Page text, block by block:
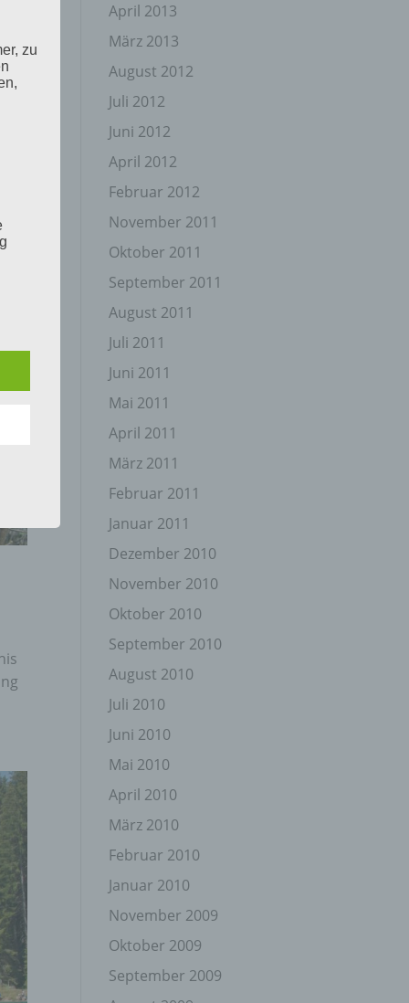
April 2013
März 2013
August 2012
Juli 2012
Juni 2012
April 2012
Februar 2012
November 2011
Oktober 2011
September 2011
August 2011
Juli 2011
Juni 2011
Mai 2011
April 2011
März 2011
Februar 2011
Januar 2011
Dezember 2010
November 2010
Oktober 2010
September 2010
August 2010
Juli 2010
Juni 2010
Mai 2010
April 2010
März 2010
Februar 2010
Januar 2010
November 2009
Oktober 2009
September 2009
zu
das